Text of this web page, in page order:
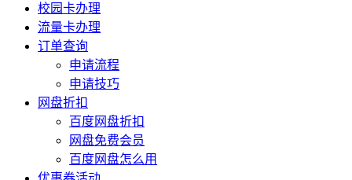
校园卡办理
流量卡办理
订单查询
申请流程
申请技巧
网盘折扣
百度网盘折扣
网盘免费会员
百度网盘怎么用